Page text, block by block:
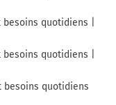
quotidiens |
quotidiens |
besoins quotidiens